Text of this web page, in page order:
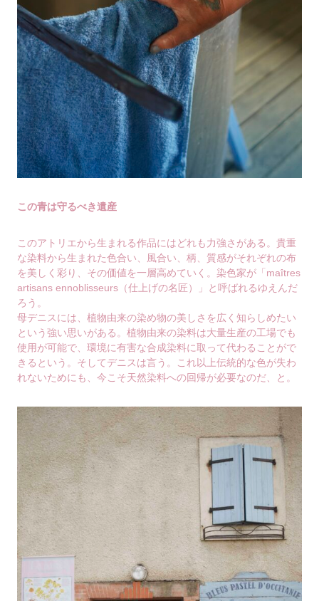
この青は守るべき遺産
このアトリエから生まれる作品にはどれも力強さがある。貴重
な染料から生まれた色合い、風合い、柄、質感がそれぞれの布
を美しく彩り、その価値を一層高めていく。染色家が「maîtres
artisans ennoblisseurs（仕上げの名匠）」と呼ばれるゆえんだ
ろう。
母デニスには、植物由来の染め物の美しさを広く知らしめたい
という強い思いがある。植物由来の染料は大量生産の工場でも
使用が可能で、環境に有害な合成染料に取って代わることがで
きるという。そしてデニスは言う。これ以上伝統的な色が失わ
れないためにも、今こそ天然染料への回帰が必要なのだ、と。